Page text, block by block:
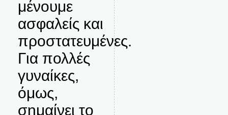
μένουμε
ασφαλείς και
προστατευμένες.
Για πολλές
γυναίκες,
όμως,
σημαίνει το